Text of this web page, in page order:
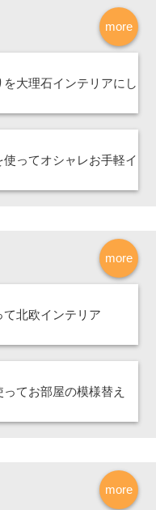
more
大理石インテリアにし
ってオシャレお手軽イ
more
て北欧インテリア
てお部屋の模様替え
more